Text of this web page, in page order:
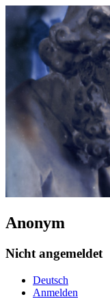
Anonym
Nicht angemeldet
Deutsch
Anmelden